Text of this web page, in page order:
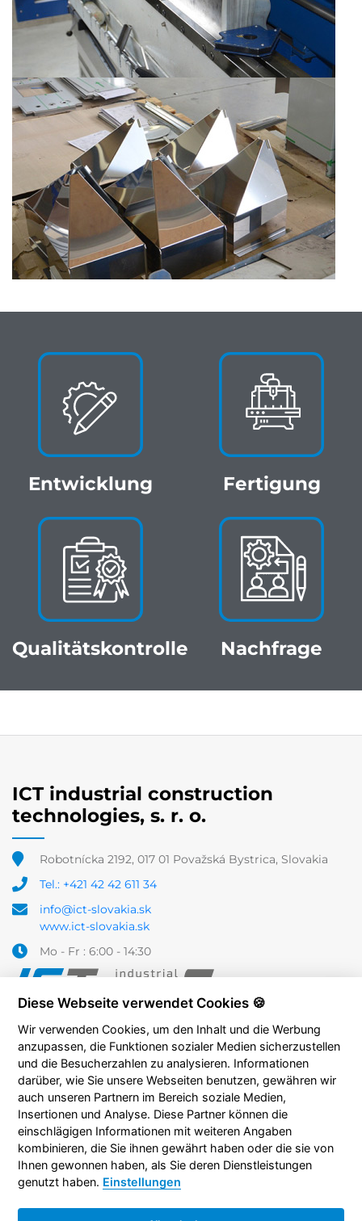
Entwicklung Fertigung
Qualitätskontrolle Nachfrage
ICT industrial construction
technologies, s. r. o.
Robotnícka 2192, 017 01 Považská Bystrica, Slovakia
Tel.: +421 42 42 611 34
info@ict-slovakia.sk
www.ict-slovakia.sk
Mo - Fr : 6:00 - 14:30
Diese Webseite verwendet Cookies 🍪
Wir verwenden Cookies, um den Inhalt und die Werbung
anzupassen, die Funktionen sozialer Medien sicherzustellen
und die Besucherzahlen zu analysieren. Informationen
darüber, wie Sie unsere Webseiten benutzen, gewähren wir
auch unseren Partnern im Bereich soziale Medien,
Insertionen und Analyse. Diese Partner können die
einschlägigen Informationen mit weiteren Angaben
kombinieren, die Sie ihnen gewährt haben oder die sie von
Ihnen gewonnen haben, als Sie deren Dienstleistungen
genutzt haben. Einstellungen